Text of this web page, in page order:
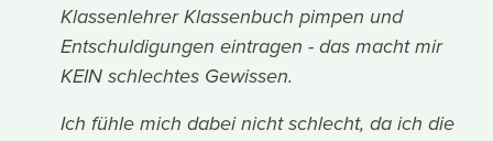
Klassenlehrer Klassenbuch pimpen und
Entschuldigungen eintragen - das macht mir
KEIN schlechtes Gewissen.
Ich fühle mich dabei nicht schlecht, da ich die